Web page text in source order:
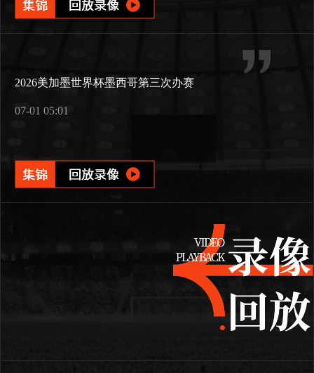
2026美加墨世界杯墨西哥第三次办赛
07-01 05:01